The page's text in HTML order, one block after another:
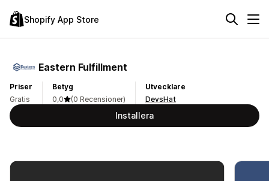
Shopify App Store
Eastern Fulfillment
Priser
Gratis
Betyg
0,0
(0 Recensioner)
Utvecklare
DevsHat
Installera